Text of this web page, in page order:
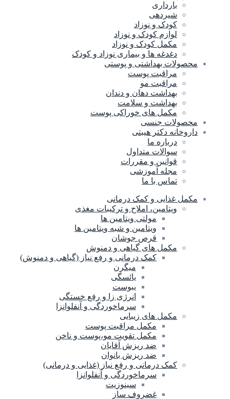
بارداری
شیردهی
کودک و نوزاد
لوازم کودک و نوزاد
مکمل کودک و نوزاد
دغدغه ها و بیماری نوزاد و کودک
محصولات بهداشتی و پوستی
مراقبت پوست
مراقبت مو
بهداشت دهان و دندان
بهداشت و سلامت
مکمل های خوراکی پوست
محصولات جنسی
داروخانه دکتر هیبتی
درباره ما
سوالات متداول
قوانین و مقررات
مجله آموزشی
تماس با ما
مکمل غذایی و کمک درمانی
ویتامین، املاح و ترکیبات مغذی
مولتی ویتامین ها
ویتامین و شبه ویتامین ها
قرص جوشان
مکمل های گیاهی و دمنوش
کمک درمانی و رفع نیاز (گیاهی و دمنوش)
میگرن
یائسگی
یبوست
انرژی زا و رفع خستگی
سرماخوردگی و آنفلوانزا
مکمل های زیبایی
مکمل مراقبت پوست
مکمل تقویت مو،پوست و ناخن
ضد ریزش آقایان
ضد ریزش بانوان
کمک درمانی و رفع نیاز (غذایی و درمانی)
سرماخوردگی و آنفلوانزا
سینوزیت
غضروف ساز